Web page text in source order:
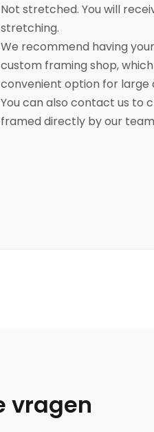
Not stretched. You will
stretching.
We recommend having
custom framing shop,
convenient option for large
You can also contact us to
framed directly by our
vragen